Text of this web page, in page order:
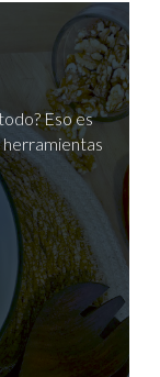
Eso es
herramientas